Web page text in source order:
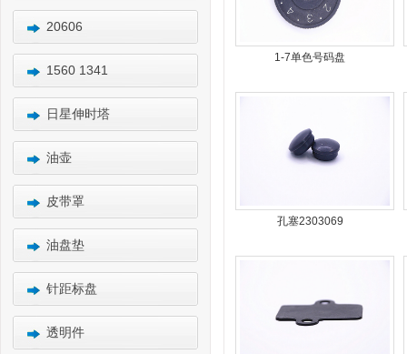
20606
1560 1341
日星伸时塔
油壶
皮带罩
油盘垫
针距标盘
透明件
1-7单色号码盘
孔塞2303069